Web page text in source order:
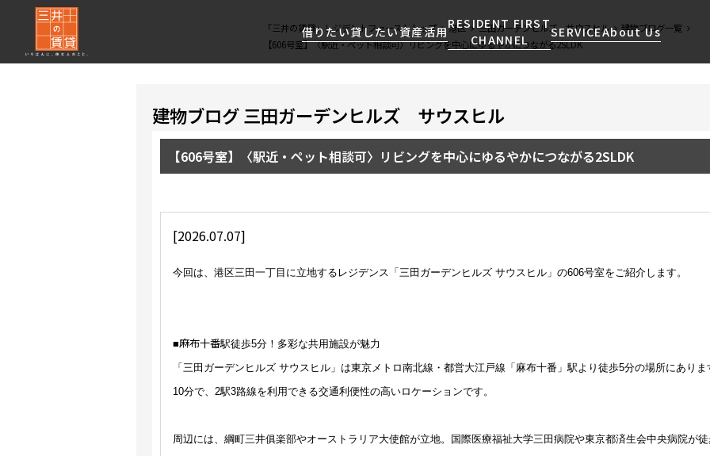
借りたい貸したい資産活用
RESIDENT FIRST
CHANNEL
SERVICEAbout Us
About Us
私たちレジデントファーストの思いや
ご提供するサービスをご紹介します
レジデントファーストについて
事業案内
借りたい
厳選した都心の上質な賃貸マンションを数多
くご提案します
検索する
人気エリアから探す
区から探す
キーワードから探す
こだわり一覧
プレミアムマンション
当社限定(港区・渋谷区以外)
コンシェルジュ付き
貸したい
賃貸運営をお考えのオーナー様に
最適なプランをご提案します
賃貸運営
資産活用
分譲マンションのご購入、売却の
ご相談も承ります
販売マンション
RESIDENT
FIRST CHANNEL
NEWS
商店街のある暮らし
SERVICE
レジデントファーストが提供する
各種サービスをご紹介します
営業窓口
RESIDENT FIRST
よくあるご質問
込
「三井の賃貸」レジデントファーストトップ 港区 三田ガーデンヒルズ サウスヒル
建物ブログ一覧
【606号室】〈駅近・ペット相談可〉リビングを中心にゆるやかにつながる2SLDK
建物ブログ 三田ガーデンヒルズ サウスヒル
【606号室】〈駅近・ペット相談可〉リビングを中心にゆるやかにつながる2SLDK
[2026.07.07]
今回は、港区三田一丁目に立地するレジデンス「三田ガーデンヒルズ サウスヒル」の606号室をご紹介します。
■麻布十番駅徒歩5分！多彩な共用施設が魅力
「三田ガーデンヒルズ サウスヒル」は東京メトロ南北線・都営大江戸線「麻布十番」駅より徒歩5分の場所にあり
10分で、2駅3路線を利用できる交通利便性の高いロケーションです。
周辺には、綱町三井俱楽部やオーストラリア大使館が立地。国際医療福祉大学三田病院や東京都済生会中央病院が